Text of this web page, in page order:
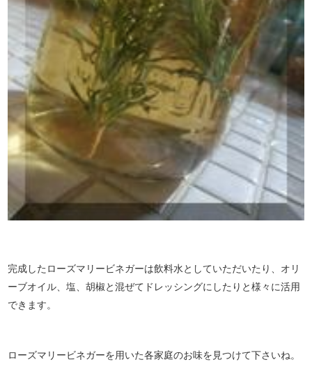
完成したローズマリービネガーは飲料水としていただいたり、オリ
ーブオイル、塩、胡椒と混ぜてドレッシングにしたりと様々に活用
できます。
ローズマリービネガーを用いた各家庭のお味を見つけて下さいね。